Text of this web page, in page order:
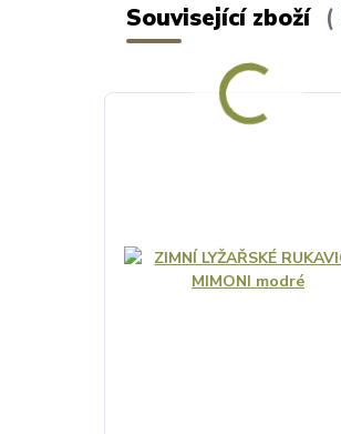
Související zboží